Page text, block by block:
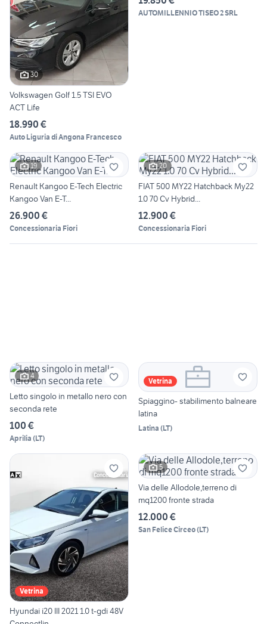
30
Volkswagen Golf 1.5 TSI EVO
ACT Life
18.990 €
Auto Liguria di Angona Francesco
AUTOMILLENNIO TISEO 2 SRL
19
Renault Kangoo E-Tech Electric
Kangoo Van E-T...
26.900 €
Concessionaria Fiori
20
FIAT 500 MY22 Hatchback My22
1.0 70 Cv Hybrid...
12.900 €
Concessionaria Fiori
4
Letto singolo in metallo nero con
seconda rete
100 €
Aprilia (LT)
Vetrina
Spiaggino- stabilimento balneare
latina
Latina (LT)
Vetrina
Hyundai i20 III 2021 1.0 t-gdi 48V
5
Via delle Allodole,terreno di
mq1200 fronte strada
12.000 €
San Felice Circeo(LT)